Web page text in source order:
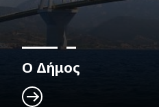
Ο Δήμος